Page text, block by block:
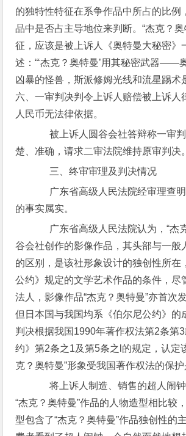
的独特性特征在系争作品中所占的比例
品中是否占主导地位来判断。“杰克？
征，应该是被上诉人《奥特曼大秘密》
述：“‘杰克？奥特曼’用其秘密武器——
凶暴的怪兽，斯派修姆光线和流星踢术
六、一审判决判令上诉人赔偿被上诉人
人民币无法律依据。
被上诉人圆谷会社答辩称一审
楚、准确，请求二审法院维持原审判决。
三、终审审理及判决情况
广东省高级人民法院经审理查明
的事实属实。
广东省高级人民法院认为，“杰
谷会社创作的影像作品，其头部与一般
的区别，是该社形象设计的独创性所在
公约》规定的文学艺术作品的条件，尽
法人，影像作品“杰克？奥特曼”亦首次
但日本国与我国均系《伯尔尼公约》的
判决根据我国1990年著作权法第2条第
约》第2条之1及第5条之l的规定，认定
克？奥特曼”形象受我国著作权法的保护
将上诉人制造、销售的超人闹钟
“杰克？奥特曼”作品的人物造型相比较
型包含了“杰克？奥特曼”作品独创性的